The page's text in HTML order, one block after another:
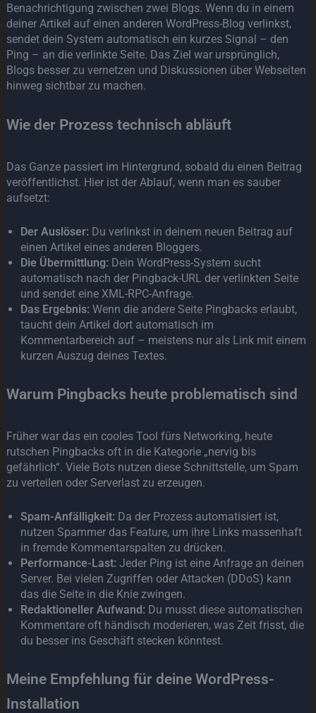
Benachrichtigung zwischen zwei Blogs. Wenn du in einem
deiner Artikel auf einen anderen WordPress-Blog verlinkst,
sendet dein System automatisch ein kurzes Signal – den
Ping – an die verlinkte Seite. Das Ziel war ursprünglich,
Blogs besser zu vernetzen und Diskussionen über Webseiten
hinweg sichtbar zu machen.
Wie der Prozess technisch abläuft
Das Ganze passiert im Hintergrund, sobald du einen Beitrag
veröffentlichst. Hier ist der Ablauf, wenn man es sauber
aufsetzt:
Der Auslöser: Du verlinkst in deinem neuen Beitrag auf
einen Artikel eines anderen Bloggers.
Die Übermittlung: Dein WordPress-System sucht
automatisch nach der Pingback-URL der verlinkten Seite
und sendet eine XML-RPC-Anfrage.
Das Ergebnis: Wenn die andere Seite Pingbacks erlaubt,
taucht dein Artikel dort automatisch im
Kommentarbereich auf – meistens nur als Link mit einem
kurzen Auszug deines Textes.
Warum Pingbacks heute problematisch sind
Früher war das ein cooles Tool fürs Networking, heute
rutschen Pingbacks oft in die Kategorie „nervig bis
gefährlich“. Viele Bots nutzen diese Schnittstelle, um Spam
zu verteilen oder Serverlast zu erzeugen.
Spam-Anfälligkeit: Da der Prozess automatisiert ist,
nutzen Spammer das Feature, um ihre Links massenhaft
in fremde Kommentarspalten zu drücken.
Performance-Last: Jeder Ping ist eine Anfrage an deinen
Server. Bei vielen Zugriffen oder Attacken (DDoS) kann
das die Seite in die Knie zwingen.
Redaktioneller Aufwand: Du musst diese automatischen
Kommentare oft händisch moderieren, was Zeit frisst, die
du besser ins Geschäft stecken könntest.
Meine Empfehlung für deine WordPress-
Installation